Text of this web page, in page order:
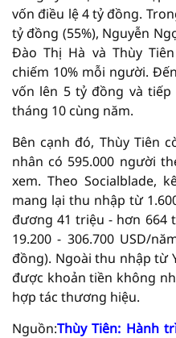
vốn điều lệ 4 tỷ đồng.
tỷ đồng (55%), Nguyễn
Đào Thị Hà và Thùy
chiếm 10% mỗi người.
vốn lên 5 tỷ đồng và
tháng 10 cùng năm.
Bên cạnh đó, Thùy Tiên
nhân có 595.000 người
xem. Theo Socialblade,
mang lại thu nhập từ
đương 41 triệu - hơn
19.200 - 306.700 USD/
đồng). Ngoài thu nhập từ
được khoản tiền không
hợp tác thương hiệu.
Nguồn:Thùy Tiên: Hành